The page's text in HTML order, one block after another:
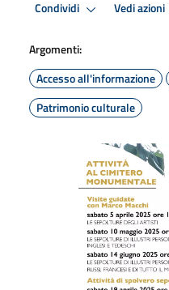
Condividi Vedi azioni
Argomenti:
Accesso all'informazione
Patrimonio culturale